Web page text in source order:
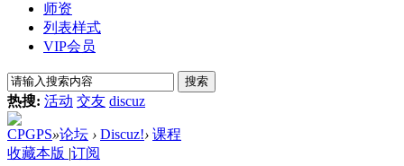
师资
列表样式
VIP会员
搜索
热搜: 活动 交友 discuz
CPGPS»论坛 › Discuz!› 课程
收藏本版 |订阅